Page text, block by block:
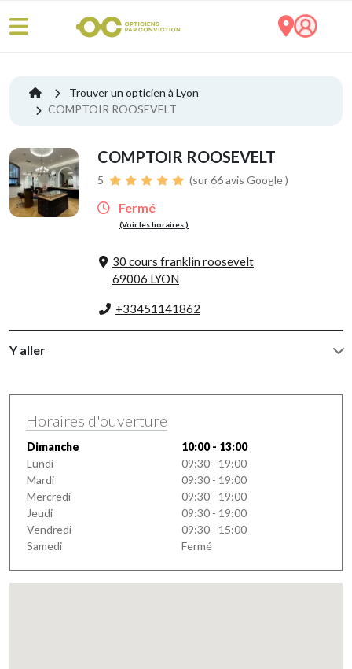
Trouver un opticien à Lyon
COMPTOIR ROOSEVELT
COMPTOIR ROOSEVELT
5 (sur 66 avis Google )
Fermé
(Voir les horaires )
30 cours franklin roosevelt
69006 LYON
+33451141862
Y aller
Horaires d'ouverture
Dimanche
10:00 - 13:00
Lundi
09:30 - 19:00
Mardi
09:30 - 19:00
Mercredi
09:30 - 19:00
Jeudi
09:30 - 19:00
Vendredi
09:30 - 15:00
Samedi
Fermé